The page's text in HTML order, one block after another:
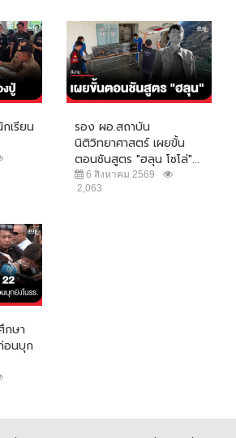
เรียน
รอง ผอ.สถาบัน
นิติวิทยาศาสตร์ เผยขั้น
ตอนชันสูตร "ฮลุน โซโล่"...
6 สิงหาคม 2569
2,063
กษา
อนบุก